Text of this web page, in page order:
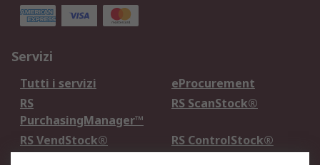
Servizi
Tutti i servizi
eProcurement
RS
PurchasingManager™
RS ScanStock®
RS VendStock®
RS ControlStock®